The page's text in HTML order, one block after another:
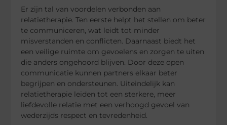
Er zijn tal van voordelen verbonden aan
relatietherapie. Ten eerste helpt het stellen om beter
te communiceren, wat leidt tot minder
misverstanden en conflicten. Daarnaast biedt het
een veilige ruimte om gevoelens en zorgen te uiten
die anders ongehoord blijven. Door deze open
communicatie kunnen partners elkaar beter
begrijpen en ondersteunen. Uiteindelijk kan
relatietherapie leiden tot een sterkere, meer
liefdevolle relatie met een verhoogd gevoel van
wederzijds respect en tevredenheid.